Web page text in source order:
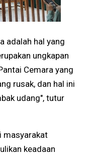
adalah hal yang
ungkapan
Cemara yang
rusak, dan hal ini
udang", tutur
masyarakat
keadaan